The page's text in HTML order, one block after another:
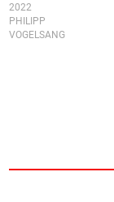
2022
PHILIPP
VOGELSANG